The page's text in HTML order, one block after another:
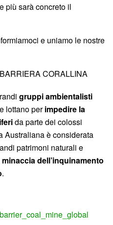
più sarà concreto il
e uniamo le nostre
gruppi ambientalisti
lottano perimpedire la
da parte dei colossi
Australiana è considerata
patrimoni naturali e
minaccia dell’inquinamento
.